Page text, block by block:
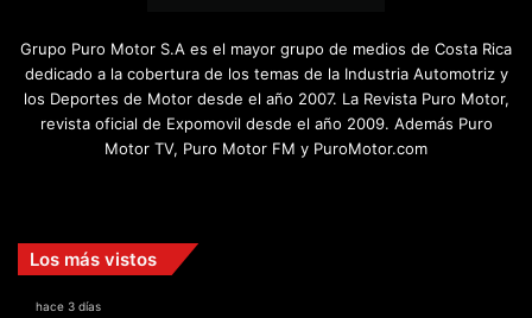
Grupo Puro Motor S.A es el mayor grupo de medios de Costa Rica
dedicado a la cobertura de los temas de la Industria Automotriz y
los Deportes de Motor desde el año 2007. La Revista Puro Motor,
revista oficial de Expomovil desde el año 2009. Además Puro
Motor TV, Puro Motor FM y PuroMotor.com
Los más vistos
hace 3 días